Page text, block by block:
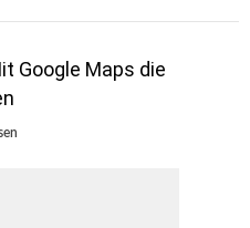
Google Maps die